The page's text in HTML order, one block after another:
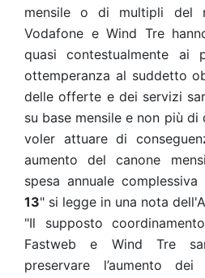
mensile o di multipli del
Vodafone e Wind Tre
quasi contestualmente ai
ottemperanza al suddetto
delle offerte e dei servizi
su base mensile e non più
voler attuare di
aumento del canone
spesa annuale complessiva
13" si legge in una nota
"Il supposto
Fastweb e Wind Tre
preservare l’aumento